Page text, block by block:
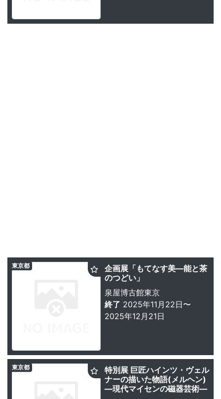
企画展「もてなす美―能と茶
のつどい」
泉屋博古館東京
終了 2025年11月22日〜
2025年12月21日
東京都
特別展 巨匠ハインツ・ヴェル
ナーの描いた物語(メルヘン)
—現代マイセンの磁器芸術―
東京都